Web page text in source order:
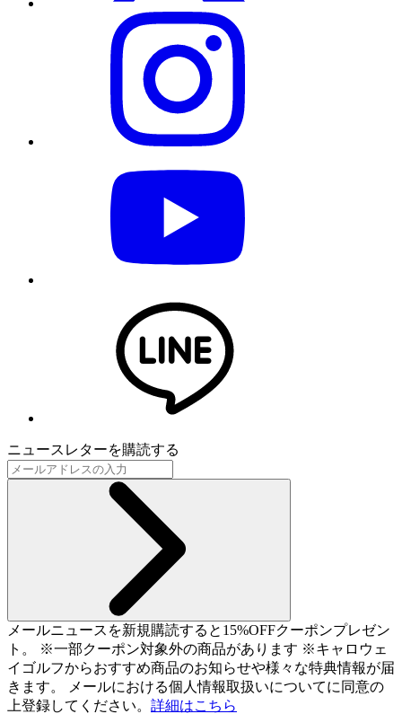
ニュースレターを購読する
メールニュースを新規購読すると15%OFFクーポンプレゼン
ト。 ※一部クーポン対象外の商品があります ※キャロウェ
イゴルフからおすすめ商品のお知らせや様々な特典情報が届
きます。 メールにおける個人情報取扱いについてに同意の
上登録してください。 詳細はこちら